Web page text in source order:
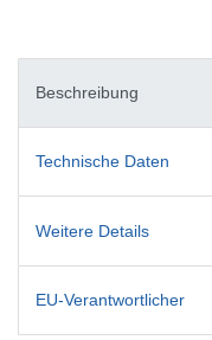
Beschreibung
Technische Daten
Weitere Details
EU-Verantwortlicher